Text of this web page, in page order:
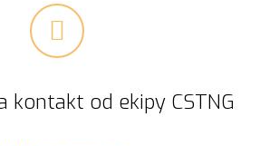
kontakt od ekipy CSTNG